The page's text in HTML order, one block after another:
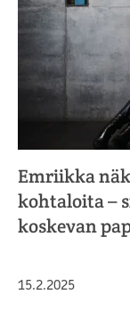
Emriikka
kohtaloita –
koskevan
Julkaistu
15.2.2025